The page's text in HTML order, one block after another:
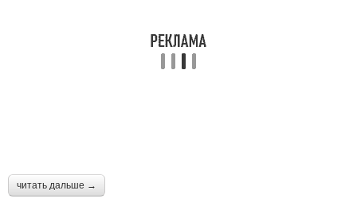
читать дальше →